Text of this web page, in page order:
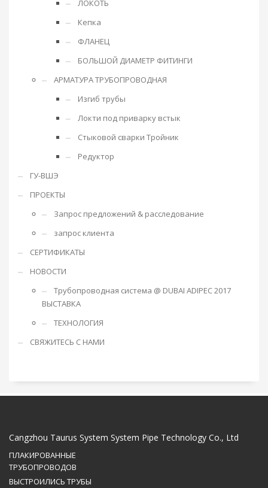
ЛОКОТЬ
Кепка
ФЛАНЕЦ
БОЛЬШОЙ ДИАМЕТР ФИТИНГИ
АРМАТУРА ТРУБОПРОВОДНАЯ
Изгиб трубы
Локти под приварку встык
Стыковой сварки Тройник
Редуктор
ГУ-ВШЭ
ПРОЕКТЫ
Запрос предложений & расследование
запрос клиента
СЕРТИФИКАТЫ
НОВОСТИ
Трубопроводная система @ DUBAI ADIPEC 2017
ВЫСТАВКА
ТЕХНОЛОГИЯ
СВЯЖИТЕСЬ С НАМИ
Cangzhou Taurus System System Pipe Technology Co., Ltd
ПЛАКИРОВАННЫЕ
ТРУБОПРОВОДОВ
ВЫСТРОИЛИСЬ ТРУБЫ